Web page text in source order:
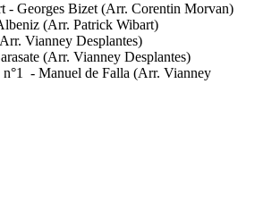
- Georges Bizet (Arr. Corentin Morvan)
(Arr. Patrick Wibart)
Vianney Desplantes)
(Arr. Vianney Desplantes)
- Manuel de Falla (Arr. Vianney